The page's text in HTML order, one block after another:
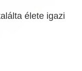
élete igazi